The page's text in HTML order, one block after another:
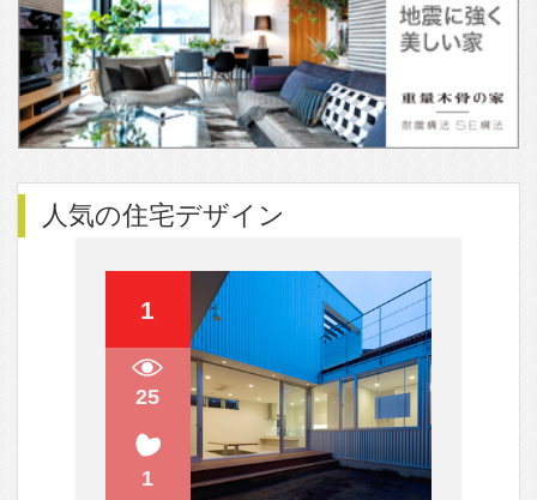
17
0
すべて見る
人気のfev’sまとめ
スロープのある家
暮らしの主役になるソファ